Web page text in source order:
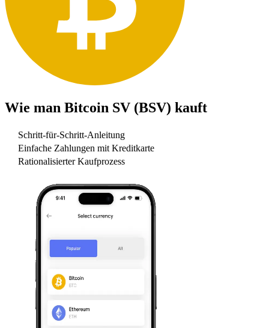
Wie man Bitcoin SV (BSV) kauft
Schritt-für-Schritt-Anleitung
Einfache Zahlungen mit Kreditkarte
Rationalisierter Kaufprozess